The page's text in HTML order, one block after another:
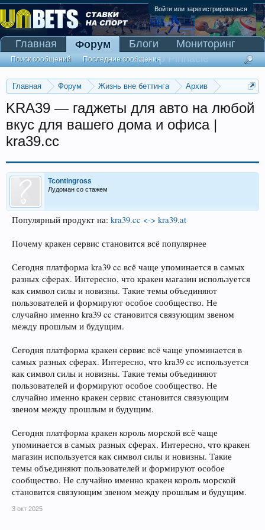
Войти или зарегистрироваться
Главная Форум Жизнь вне беттинга
Архив
KRA39 — гаджеты для авто на любой
вкус для вашего дома и офиса |
kra39.cc
Tcontingross
Лудоман со стажем
Популярный продукт на: kra39.cc <-> kra39.at
Почему кракен сервис становится всё популярнее
Сегодня платформа kra39 cc всё чаще упоминается в самых
разных сферах. Интересно, что кракен магазин используется
как символ силы и новизны. Такие темы объединяют
пользователей и формируют особое сообщество. Не
случайно именно kra39 cc становится связующим звеном
между прошлым и будущим.
Сегодня платформа кракен сервис всё чаще упоминается в
самых разных сферах. Интересно, что kra39 cc используется
как символ силы и новизны. Такие темы объединяют
пользователей и формируют особое сообщество. Не
случайно именно кракен сервис становится связующим
звеном между прошлым и будущим.
Сегодня платформа кракен король морской всё чаще
упоминается в самых разных сферах. Интересно, что кракен
магазин используется как символ силы и новизны. Такие
темы объединяют пользователей и формируют особое
сообщество. Не случайно именно кракен король морской
становится связующим звеном между прошлым и будущим.
3 окт 2025
Главная Форум
Поиск сообщений Последние сообщения
Блоги
Мониторинг
Сканер Pinnacle